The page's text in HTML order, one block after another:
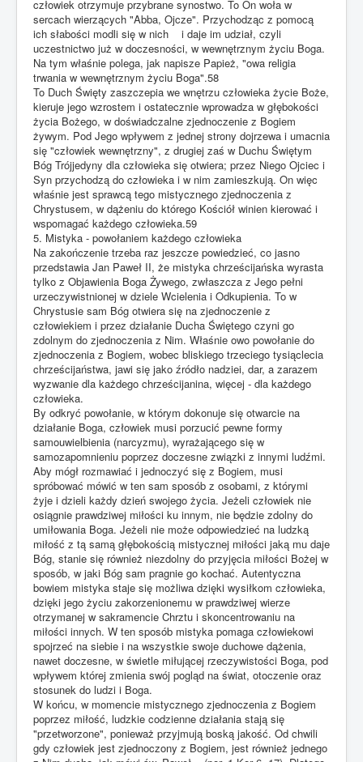
człowiek otrzymuje przybrane synostwo. To On woła w
sercach wierzących "Abba, Ojcze". Przychodząc z pomocą
ich słabości modli się w nich i daje im udział, czyli
uczestnictwo już w doczesności, w wewnętrznym życiu Boga.
Na tym właśnie polega, jak napisze Papież, "owa religia
trwania w wewnętrznym życiu Boga".58
To Duch Święty zaszczepia we wnętrzu człowieka życie Boże,
kieruje jego wzrostem i ostatecznie wprowadza w głębokości
życia Bożego, w doświadczalne zjednoczenie z Bogiem
żywym. Pod Jego wpływem z jednej strony dojrzewa i umacnia
się "człowiek wewnętrzny", z drugiej zaś w Duchu Świętym
Bóg Trójjedyny dla człowieka się otwiera; przez Niego Ojciec i
Syn przychodzą do człowieka i w nim zamieszkują. On więc
właśnie jest sprawcą tego mistycznego zjednoczenia z
Chrystusem, w dążeniu do którego Kościół winien kierować i
wspomagać każdego człowieka.59
5. Mistyka - powołaniem każdego człowieka
Na zakończenie trzeba raz jeszcze powiedzieć, co jasno
przedstawia Jan Paweł II, że mistyka chrześcijańska wyrasta
tylko z Objawienia Boga Żywego, zwłaszcza z Jego pełni
urzeczywistnionej w dziele Wcielenia i Odkupienia. To w
Chrystusie sam Bóg otwiera się na zjednoczenie z
człowiekiem i przez działanie Ducha Świętego czyni go
zdolnym do zjednoczenia z Nim. Właśnie owo powołanie do
zjednoczenia z Bogiem, wobec bliskiego trzeciego tysiąclecia
chrześcijaństwa, jawi się jako źródło nadziei, dar, a zarazem
wyzwanie dla każdego chrześcijanina, więcej - dla każdego
człowieka.
By odkryć powołanie, w którym dokonuje się otwarcie na
działanie Boga, człowiek musi porzucić pewne formy
samouwielbienia (narcyzmu), wyrażającego się w
samozapomnieniu poprzez doczesne związki z innymi ludźmi.
Aby mógł rozmawiać i jednoczyć się z Bogiem, musi
spróbować mówić w ten sam sposób z osobami, z którymi
żyje i dzieli każdy dzień swojego życia. Jeżeli człowiek nie
osiągnie prawdziwej miłości ku innym, nie będzie zdolny do
umiłowania Boga. Jeżeli nie może odpowiedzieć na ludzką
miłość z tą samą głębokością mistycznej miłości jaką mu daje
Bóg, stanie się również niezdolny do przyjęcia miłości Bożej w
sposób, w jaki Bóg sam pragnie go kochać. Autentyczna
bowiem mistyka staje się możliwa dzięki wysiłkom człowieka,
dzięki jego życiu zakorzenionemu w prawdziwej wierze
otrzymanej w sakramencie Chrztu i skoncentrowaniu na
miłości innych. W ten sposób mistyka pomaga człowiekowi
spojrzeć na siebie i na wszystkie swoje duchowe dążenia,
nawet doczesne, w świetle miłującej rzeczywistości Boga, pod
wpływem której zmienia swój pogląd na świat, otoczenie oraz
stosunek do ludzi i Boga.
W końcu, w momencie mistycznego zjednoczenia z Bogiem
poprzez miłość, ludzkie codzienne działania stają się
"przetworzone", ponieważ przyjmują boską jakość. Od chwili
gdy człowiek jest zjednoczony z Bogiem, jest również jednego